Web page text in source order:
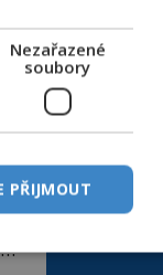
Nezařazené
soubory
PŘIJMOUT